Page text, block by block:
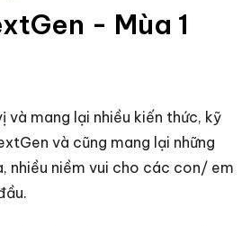
- Mùa 1
và mang lại nhiều kiến thức, kỹ
và cũng mang lại những
nhiều niềm vui cho các con/ em